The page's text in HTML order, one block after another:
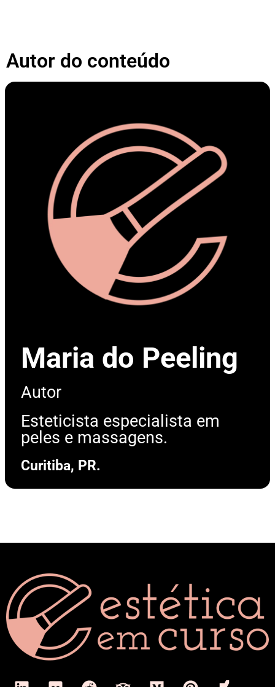
Autor do conteúdo​
Maria do Peeling
Autor
Esteticista especialista em
peles e massagens.
Curitiba, PR.